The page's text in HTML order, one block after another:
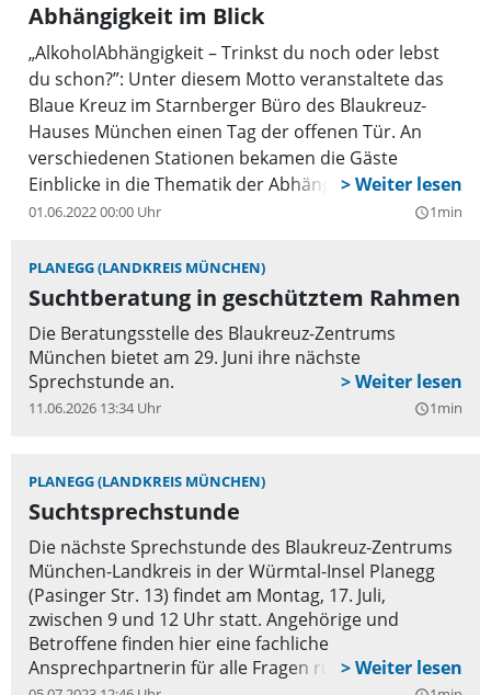
Abhängigkeit im Blick
„AlkoholAbhängigkeit – Trinkst du noch oder lebst
du schon?”: Unter diesem Motto veranstaltete das
Blaue Kreuz im Starnberger Büro des Blaukreuz-
Hauses München einen Tag der offenen Tür. An
verschiedenen Stationen bekamen die Gäste
Einblicke in die Thematik der Abhängigkeit und in die
Arbeit des Blauen Kreuzes. Zur Stärkung gab es
01.06.2022 00:00 Uhr query_builder1min
PLANEGG (LANDKREIS MÜNCHEN)
Suchtberatung in geschütztem Rahmen
Die Beratungsstelle des Blaukreuz-Zentrums
München bietet am 29. Juni ihre nächste
Sprechstunde an.
11.06.2026 13:34 Uhr query_builder1min
PLANEGG (LANDKREIS MÜNCHEN)
Suchtsprechstunde
Die nächste Sprechstunde des Blaukreuz-Zentrums
München-Landkreis in der Würmtal-Insel Planegg
(Pasinger Str. 13) findet am Montag, 17. Juli,
zwischen 9 und 12 Uhr statt. Angehörige und
Betroffene finden hier eine fachliche
Ansprechpartnerin für alle Fragen rund um den